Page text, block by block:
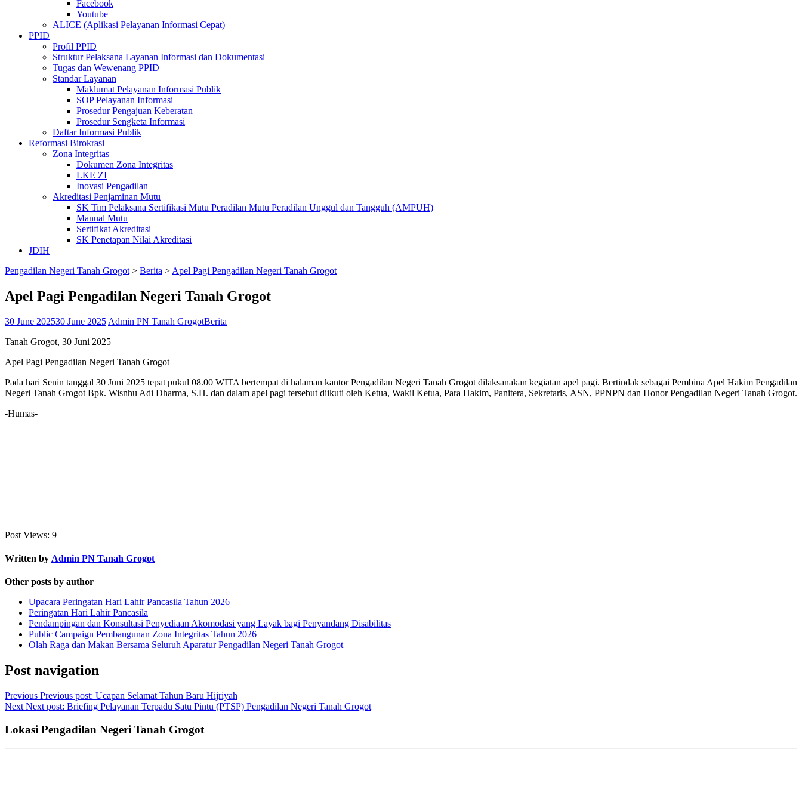
Facebook
Youtube
ALICE (Aplikasi Pelayanan Informasi Cepat)
PPID
Profil PPID
Struktur Pelaksana Layanan Informasi dan Dokumentasi
Tugas dan Wewenang PPID
Standar Layanan
Maklumat Pelayanan Informasi Publik
SOP Pelayanan Informasi
Prosedur Pengajuan Keberatan
Prosedur Sengketa Informasi
Daftar Informasi Publik
Reformasi Birokrasi
Zona Integritas
Dokumen Zona Integritas
LKE ZI
Inovasi Pengadilan
Akreditasi Penjaminan Mutu
SK Tim Pelaksana Sertifikasi Mutu Peradilan Mutu Peradilan Unggul dan Tangguh (AMPUH)
Manual Mutu
Sertifikat Akreditasi
SK Penetapan Nilai Akreditasi
JDIH
Pengadilan Negeri Tanah Grogot > Berita > Apel Pagi Pengadilan Negeri Tanah Grogot
Apel Pagi Pengadilan Negeri Tanah Grogot
30 June 202530 June 2025 Admin PN Tanah GrogotBerita
Tanah Grogot, 30 Juni 2025
Apel Pagi Pengadilan Negeri Tanah Grogot
Pada hari Senin tanggal 30 Juni 2025 tepat pukul 08.00 WITA bertempat di halaman kantor Pengadilan Negeri Tanah Grogot dilaksanakan kegiatan apel pagi. Bertindak sebagai Pembina Apel Hakim Pengadilan
Negeri Tanah Grogot Bpk. Wisnhu Adi Dharma, S.H. dan dalam apel pagi tersebut diikuti oleh Ketua, Wakil Ketua, Para Hakim, Panitera, Sekretaris, ASN, PPNPN dan Honor Pengadilan Negeri Tanah Grogot.
-Humas-
Post Views: 9
Written by Admin PN Tanah Grogot
Other posts by author
Upacara Peringatan Hari Lahir Pancasila Tahun 2026
Peringatan Hari Lahir Pancasila
Pendampingan dan Konsultasi Penyediaan Akomodasi yang Layak bagi Penyandang Disabilitas
Public Campaign Pembangunan Zona Integritas Tahun 2026
Olah Raga dan Makan Bersama Seluruh Aparatur Pengadilan Negeri Tanah Grogot
Post navigation
Previous Previous post: Ucapan Selamat Tahun Baru Hijriyah
Next Next post: Briefing Pelayanan Terpadu Satu Pintu (PTSP) Pengadilan Negeri Tanah Grogot
Lokasi Pengadilan Negeri Tanah Grogot